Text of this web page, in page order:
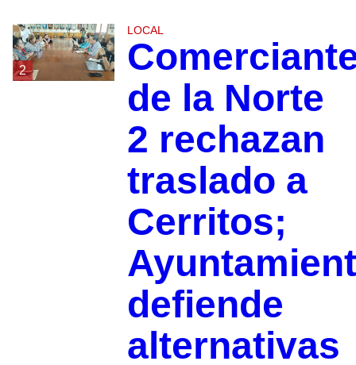
2
LOCAL
de la Norte
2 rechazan
traslado a
Cerritos;
defiende
alternativas